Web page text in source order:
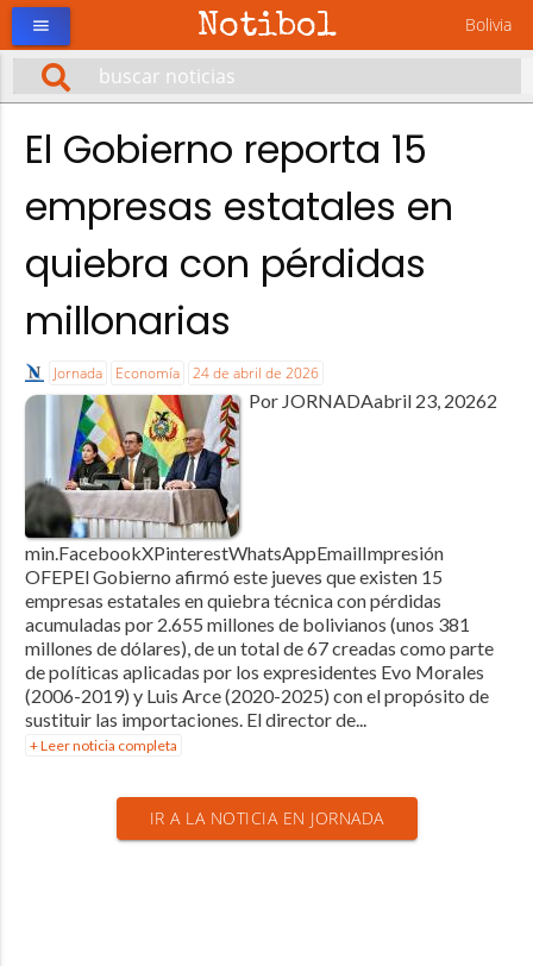
Notibol Bolivia
menu
El Gobierno reporta 15
empresas estatales en
quiebra con pérdidas
millonarias
Jornada Economía 24 de abril de 2026
Por JORNADAabril 23, 20262
min.FacebookXPinterestWhatsAppEmailImpresión
OFEPEl Gobierno afirmó este jueves que existen 15
empresas estatales en quiebra técnica con pérdidas
acumuladas por 2.655 millones de bolivianos (unos 381
millones de dólares), de un total de 67 creadas como parte
de políticas aplicadas por los expresidentes Evo Morales
(2006-2019) y Luis Arce (2020-2025) con el propósito de
sustituir las importaciones. El director de...
+ Leer noticia completa
IR A LA NOTICIA EN JORNADA